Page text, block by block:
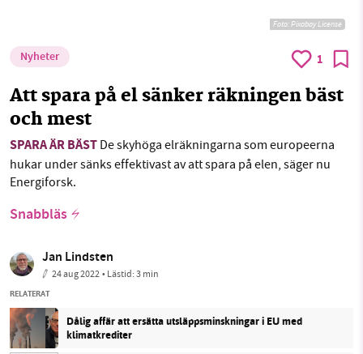
Foto: Pixabay License
Nyheter 1
Att spara på el sänker räkningen bäst
och mest
SPARA ÄR BÄST De skyhöga elräkningarna som europeerna
hukar under sänks effektivast av att spara på elen, säger nu
Energiforsk.
Snabbläs
Jan Lindsten
24 aug 2022• Lästid:3 min
RELATERAT
Dålig affär att ersätta utsläppsminskningar i EU med
klimatkrediter